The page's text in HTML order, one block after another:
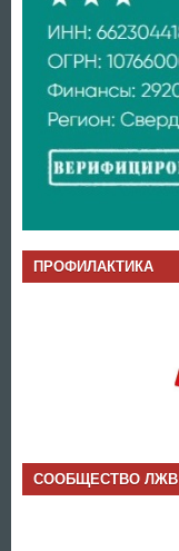
ПРОФИЛАКТИКА
СООБЩЕСТВО ЛЖВ